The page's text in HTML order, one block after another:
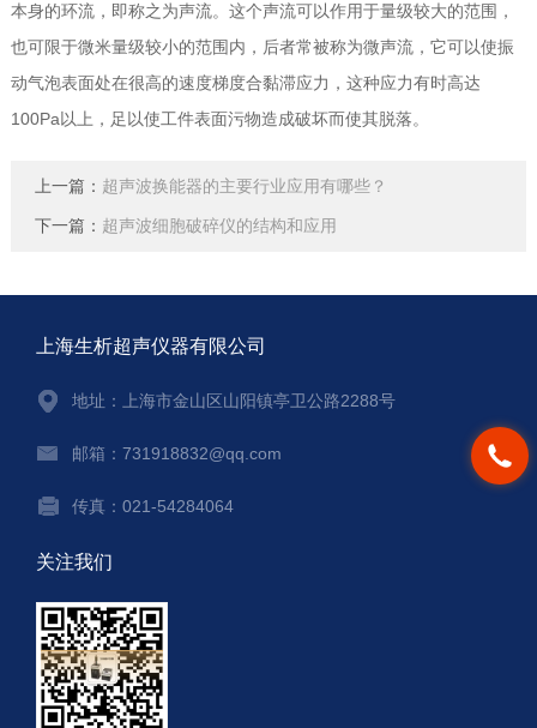
本身的环流，即称之为声流。这个声流可以作用于量级较大的范围，
也可限于微米量级较小的范围内，后者常被称为微声流，它可以使振
动气泡表面处在很高的速度梯度合黏滞应力，这种应力有时高达
100Pa以上，足以使工件表面污物造成破坏而使其脱落。
上一篇： 超声波换能器的主要行业应用有哪些？
下一篇： 超声波细胞破碎仪的结构和应用
上海生析超声仪器有限公司
地址：上海市金山区山阳镇亭卫公路2288号
邮箱：731918832@qq.com
传真：021-54284064
关注我们